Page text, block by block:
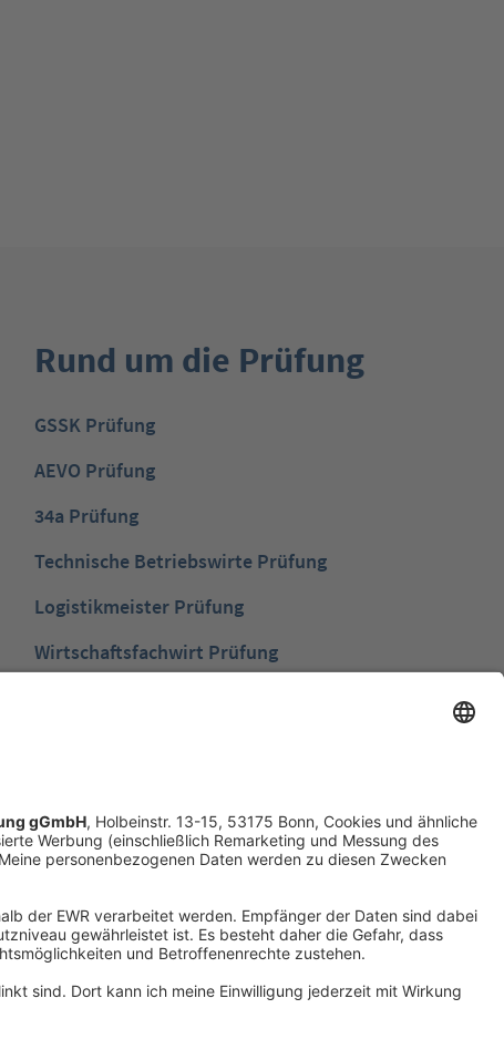
Rund um die Prüfung
GSSK Prüfung
AEVO Prüfung
34a Prüfung
Technische Betriebswirte Prüfung
Logistikmeister Prüfung
Wirtschaftsfachwirt Prüfung
Handelsfachwirt Prüfung
Fachwirte im Gesundheits- und Sozialwesen
Prüfung